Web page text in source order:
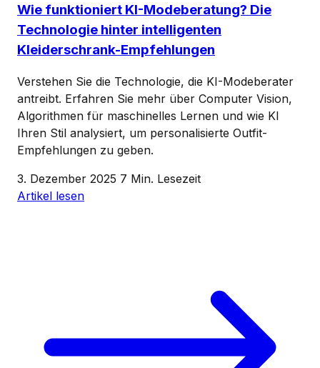
Wie funktioniert KI-Modeberatung? Die
Technologie hinter intelligenten
Kleiderschrank-Empfehlungen
Verstehen Sie die Technologie, die KI-Modeberater
antreibt. Erfahren Sie mehr über Computer Vision,
Algorithmen für maschinelles Lernen und wie KI
Ihren Stil analysiert, um personalisierte Outfit-
Empfehlungen zu geben.
3. Dezember 2025 7 Min. Lesezeit
Artikel lesen